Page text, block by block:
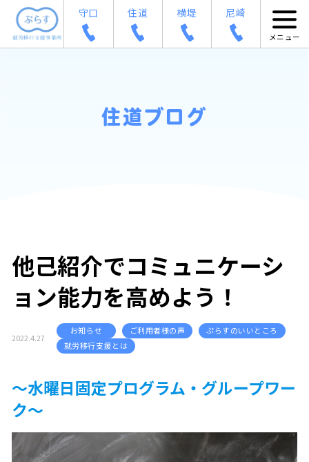
守口 住道 横堤 尼崎
住道ブログ
他己紹介でコミュニケーシ
ョン能力を高めよう！
2022.4.27
お知らせ ご利用者様の声
ぷらすのいいところ
就労移行支援とは
～水曜日固定プログラム・グループワー
ク～